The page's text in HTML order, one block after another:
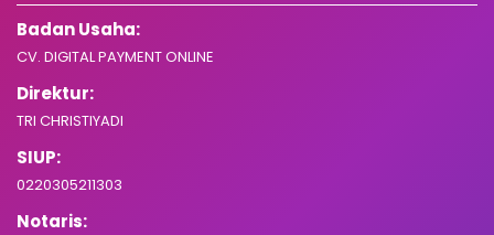
Badan Usaha:
CV. DIGITAL PAYMENT ONLINE
Direktur:
TRI CHRISTIYADI
SIUP:
0220305211303
Notaris: